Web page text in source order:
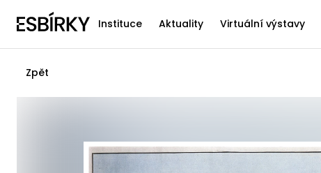
Instituce Aktuality Virtuální výstavy
Zpět